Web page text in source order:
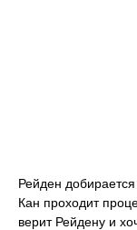
Рейден
Кан проходит
верит Рейдену и